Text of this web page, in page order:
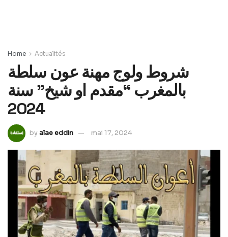
Home Actualités
شروط ولوج مهنة عون سلطة
بالمغرب “مقدم او شيخ” سنة
2024
byalae eddin mai 17, 2024